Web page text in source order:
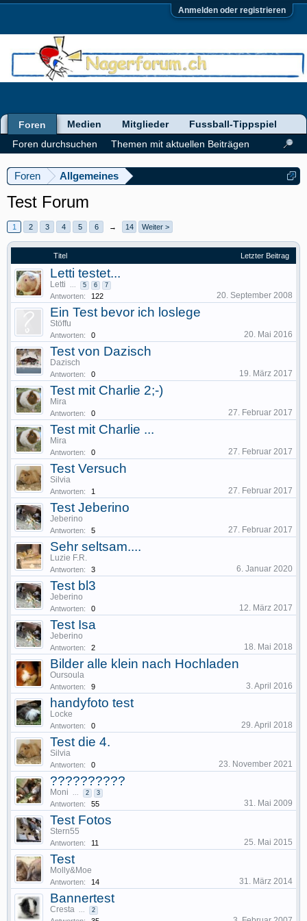
Anmelden oder registrieren
Foren Allgemeines
Test Forum
1 2 3 4 5 6 → 14 Weiter >
Titel Letzter Beitrag
Letti testet...
Letti ... 5 6 7
Antworten: 122 20. September 2008
Ein Test bevor ich loslege
Stöffu
Antworten: 0 20. Mai 2016
Test von Dazisch
Dazisch
Antworten: 0 19. März 2017
Test mit Charlie 2;-)
Mira
Antworten: 0 27. Februar 2017
Test mit Charlie ...
Mira
Antworten: 0 27. Februar 2017
Test Versuch
Silvia
Antworten: 1 27. Februar 2017
Test Jeberino
Jeberino
Antworten: 5 27. Februar 2017
Sehr seltsam....
Luzie F.R.
Antworten: 3 6. Januar 2020
Test bl3
Jeberino
Antworten: 0 12. März 2017
Test Isa
Jeberino
Antworten: 2 18. Mai 2018
Bilder alle klein nach Hochladen
Oursoula
Antworten: 9 3. April 2016
handyfoto test
Locke
Antworten: 0 29. April 2018
Test die 4.
Silvia
Antworten: 0 23. November 2021
??????????
Moni ... 2 3
Antworten: 55 31. Mai 2009
Test Fotos
Stern55
Antworten: 11 25. Mai 2015
Test
Molly&Moe
Antworten: 14 31. März 2014
Bannertest
Cresta ... 2
Foren
Foren durchsuchen
Themen mit aktuellen Beiträgen
Medien Mitglieder Fussball-Tippspiel